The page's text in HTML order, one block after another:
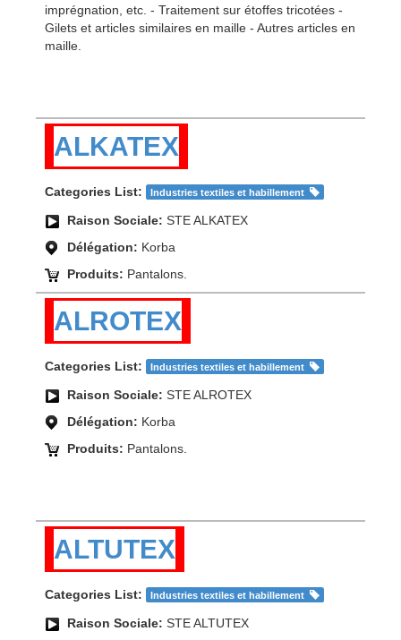
imprégnation, etc. - Traitement sur étoffes tricotées -
Gilets et articles similaires en maille - Autres articles en
maille.
ALKATEX
Categories List: Industries textiles et habillement
Raison Sociale: STE ALKATEX
Délégation: Korba
Produits: Pantalons.
ALROTEX
Categories List: Industries textiles et habillement
Raison Sociale: STE ALROTEX
Délégation: Korba
Produits: Pantalons.
ALTUTEX
Categories List: Industries textiles et habillement
Raison Sociale: STE ALTUTEX